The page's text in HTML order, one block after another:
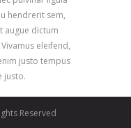
hendrerit sem,
augue dictum
eleifend,
justo tempus
justo.
Reserved